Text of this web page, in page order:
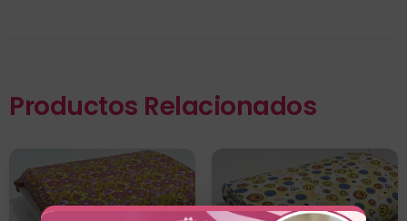
Productos Relacionados